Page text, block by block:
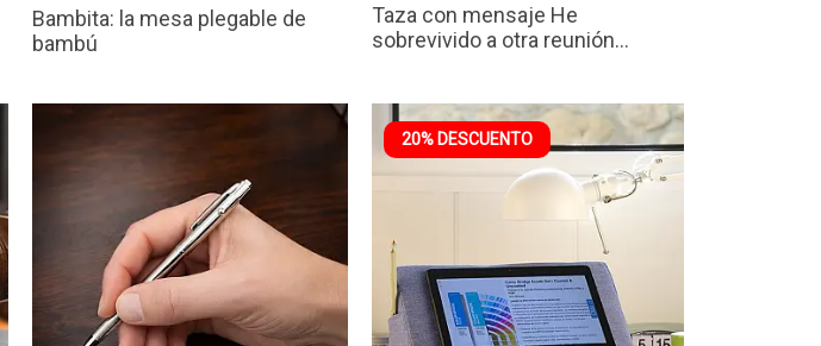
Bambita: la mesa plegable de
bambú
Taza con mensaje He
sobrevivido a otra reunión...
20% DESCUENTO